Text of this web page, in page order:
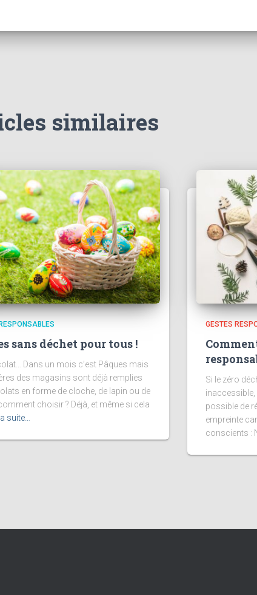
similaires
sans déchet pour tous !
Dans un mois c’est Pâques mais
des magasins sont déjà remplies
en forme de cloche, de lapin ou de
choisir ? Déjà, et même si cela
suite…
GESTES
Si le zéro
inaccessible,
possible de
empreinte
conscients :